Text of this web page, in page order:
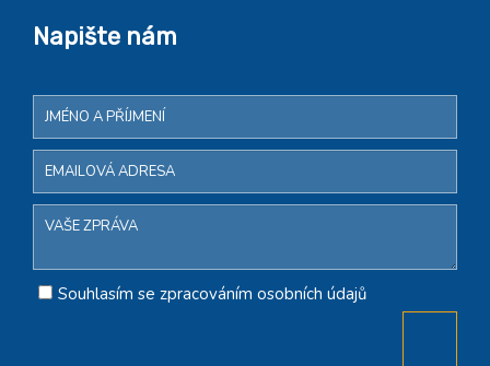
Napište nám
Souhlasím se zpracováním osobních údajů